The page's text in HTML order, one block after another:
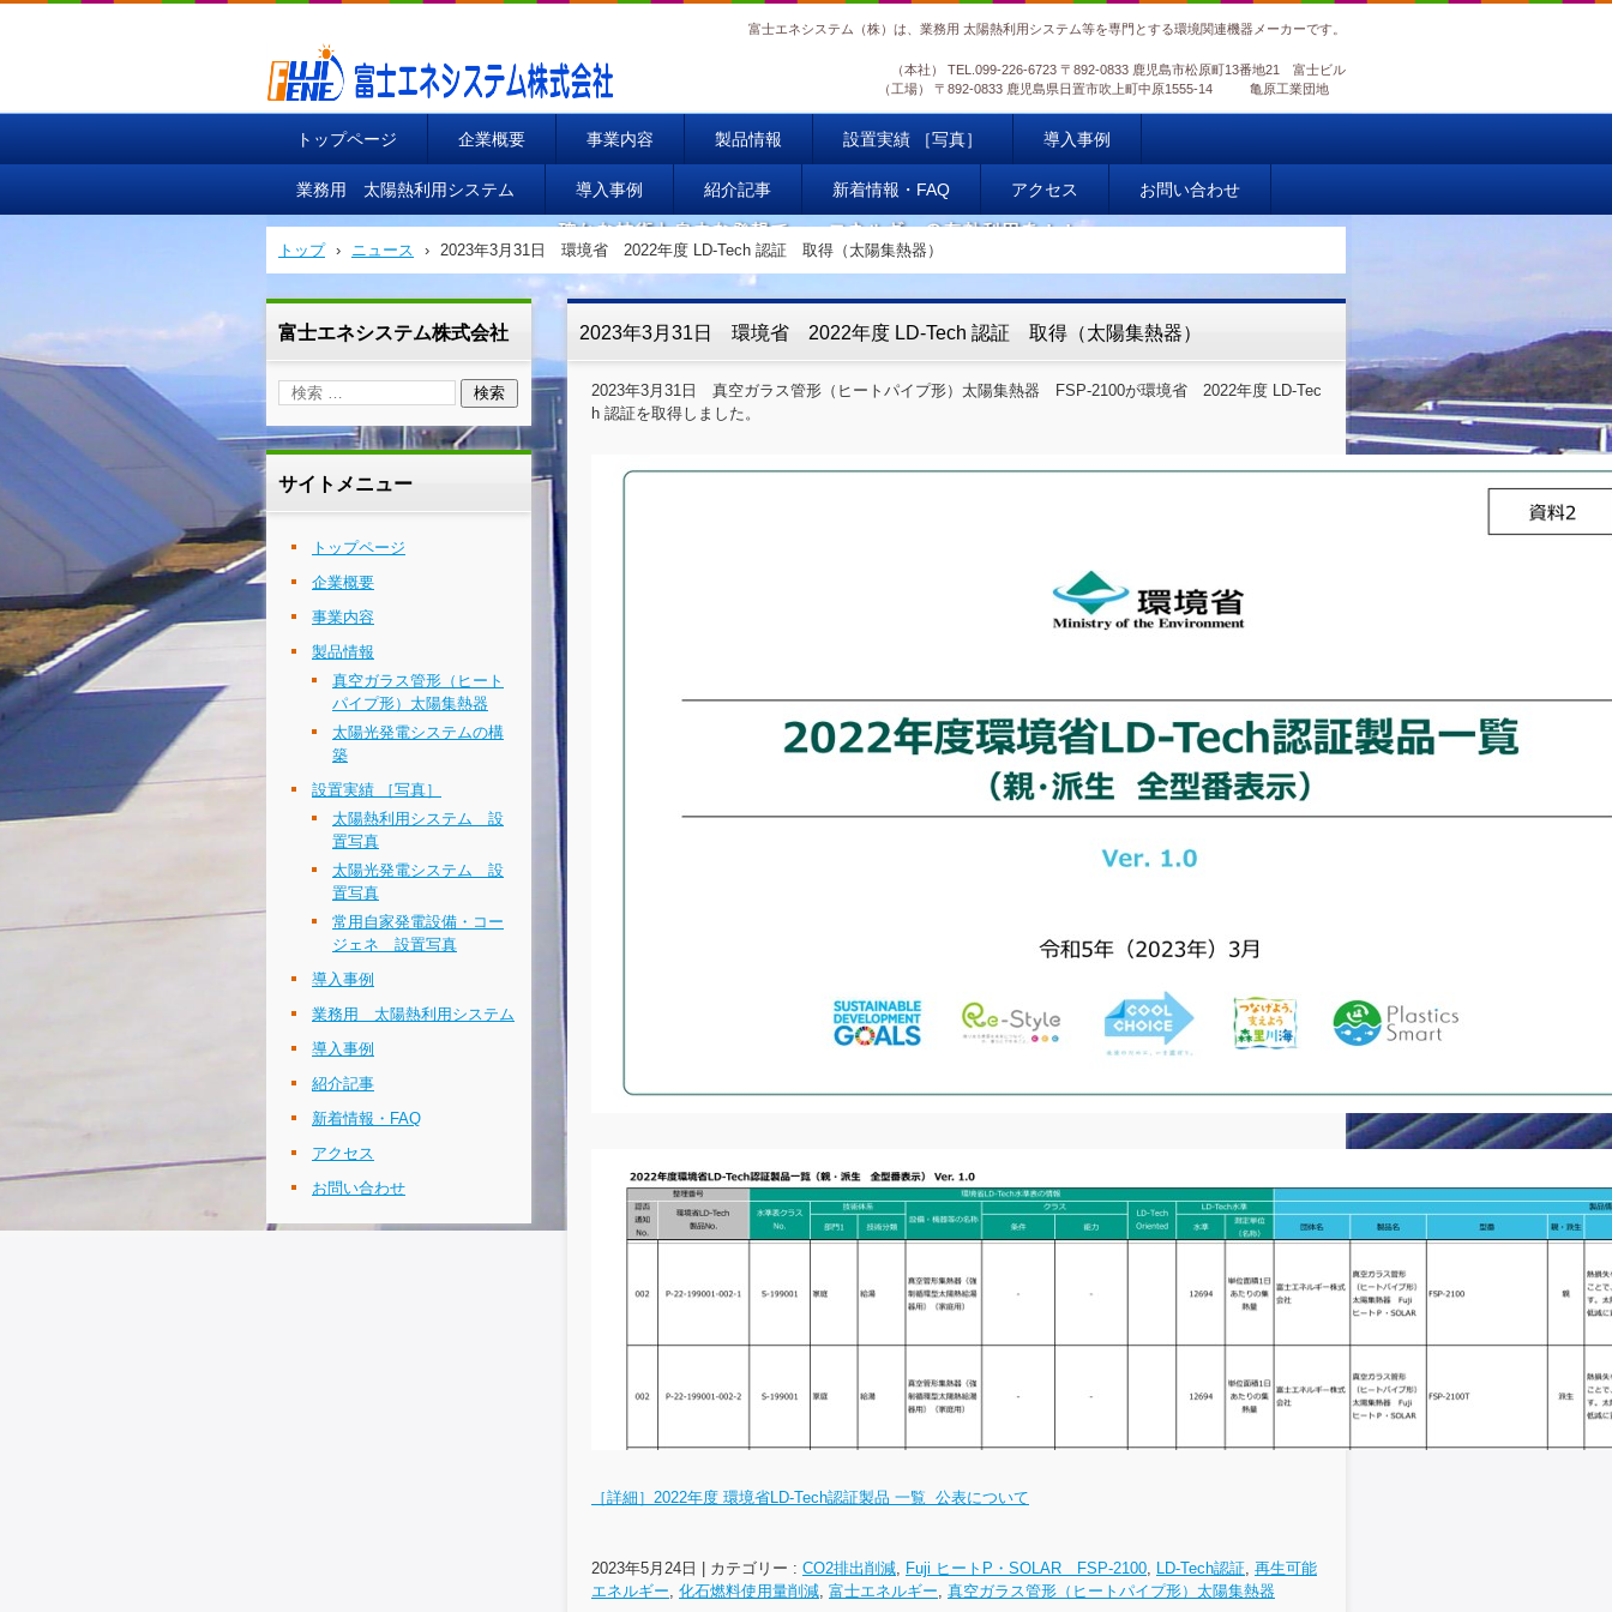
富士エネシステム株式会社
富士エネシステム（株）は、業務用 太陽熱利用システム等を専門とする環境関連機器メーカーです。
（本社） TEL. 099-226-6723 〒892-0833 鹿児島市松原町13番地21 富士ビル
（工場） 〒892-0833 鹿児島県日置市吹上町中原1555-14 亀原工業団地
トップページ 企業概要 事業内容 製品情報 設置実績 ［写真］ 導入事例
業務用 太陽熱利用システム 導入事例 紹介記事 新着情報・FAQ アクセス お問い合わせ
トップ › ニュース › 2023年3月31日 環境省 2022年度 LD-Tech 認証 取得（太陽集熱器）
2023年3月31日 環境省 2022年度 LD-Tech 認証 取得（太陽集熱器）
2023年3月31日 真空ガラス管形（ヒートパイプ形）太陽集熱器 FSP-2100が環境省 2022年度 LD-Tec
h 認証を取得しました。
［詳細］2022年度 環境省LD-Tech認証製品 一覧 公表について
2023年5月24日 カテゴリー : CO2排出削減, Fuji ヒートP・SOLAR FSP-2100, LD-Tech認証, 再生可能
エネルギー, 化石燃料使用量削減, 富士エネルギー, 真空ガラス管形（ヒートパイプ形）太陽集熱器
富士エネシステム株式会社
サイトメニュー
トップページ
企業概要
事業内容
製品情報
真空ガラス管形（ヒート
パイプ形）太陽集熱器
太陽光発電システムの構
築
設置実績 ［写真］
太陽熱利用システム 設
置写真
太陽光発電システム 設
置写真
常用自家発電設備・コー
ジェネ 設置写真
導入事例
業務用 太陽熱利用システム
導入事例
紹介記事
新着情報・FAQ
アクセス
お問い合わせ